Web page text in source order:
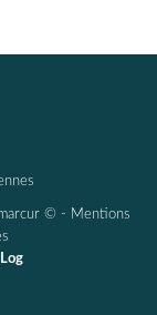
© - Mentions